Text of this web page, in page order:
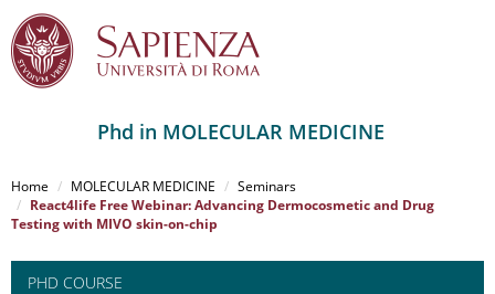
al
contenuto
principale
Phd in MOLECULAR MEDICINE
Home MOLECULAR MEDICINE
Seminars
React4life Free Webinar: Advancing Dermocosmetic and Drug
Testing with MIVO skin-on-chip
PHD COURSE